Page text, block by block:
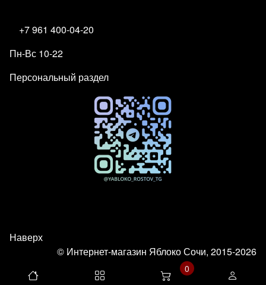
+7 961 400-04-20
Пн-Вс 10-22
Персональный раздел
Наверх
© Интернет-магазин Яблоко Сочи, 2015-2026
0